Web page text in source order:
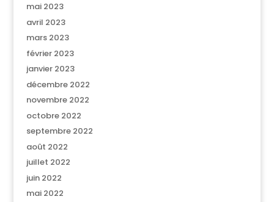
mai 2023
avril 2023
mars 2023
février 2023
janvier 2023
décembre 2022
novembre 2022
octobre 2022
septembre 2022
août 2022
juillet 2022
juin 2022
mai 2022